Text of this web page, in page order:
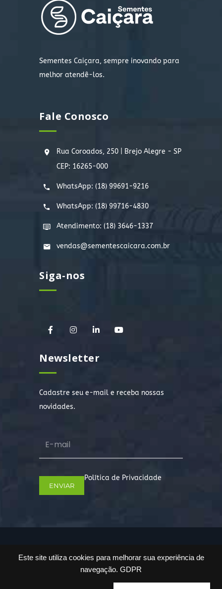
Este site utiliza cookies para melhorar sua experiência de
navegação. GDPR
Sementes Caiçara, sempre inovando para
melhor atendê-los.
Fale Conosco
Rua Coroados, 250 | Brejo Alegre - SP
CEP: 16265-000
WhatsApp: (18) 99691-9216
WhatsApp: (18) 99716-4830
Atendimento: (18) 3646-1337
vendas@sementescaicara.com.br
Siga-nos
Newsletter
Cadastre seu e-mail e receba nossas
novidades.
Política de Privacidade
reservados.